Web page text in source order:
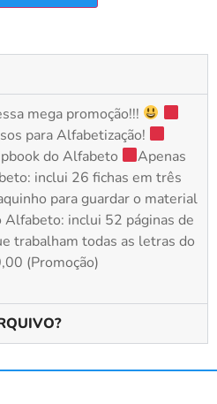
mega promoção!!!
para Alfabetização!
do Alfabeto
Apenas
inclui 26 fichas em três
para guardar o material
Alfabeto: inclui 52 páginas de
trabalham todas as letras do
(Promoção)